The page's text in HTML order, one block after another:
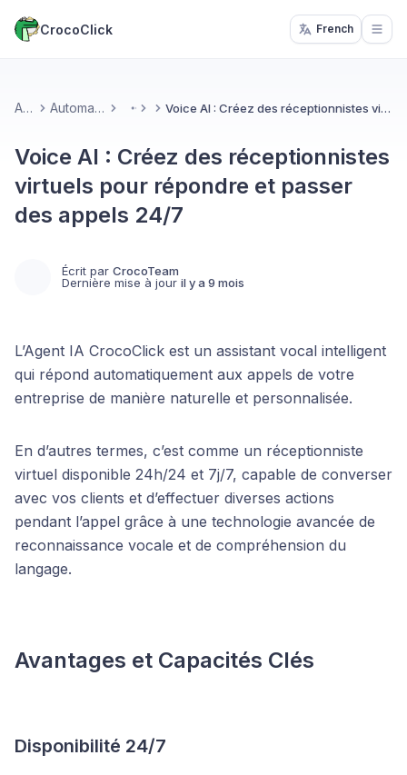
CrocoClick French
Accueil Automatisations & IA More Voice AI : Créez des réceptionnistes virtuels pour répondre et passer des appels 24/7
Voice AI : Créez des réceptionnistes
virtuels pour répondre et passer
des appels 24/7
Écrit par CrocoTeam
Dernière mise à jour il y a 9 mois
L’Agent IA CrocoClick est un assistant vocal intelligent
qui répond automatiquement aux appels de votre
entreprise de manière naturelle et personnalisée.
En d’autres termes, c’est comme un réceptionniste
virtuel disponible 24h/24 et 7j/7, capable de converser
avec vos clients et d’effectuer diverses actions
pendant l’appel grâce à une technologie avancée de
reconnaissance vocale et de compréhension du
langage.
Avantages et Capacités Clés
Disponibilité 24/7